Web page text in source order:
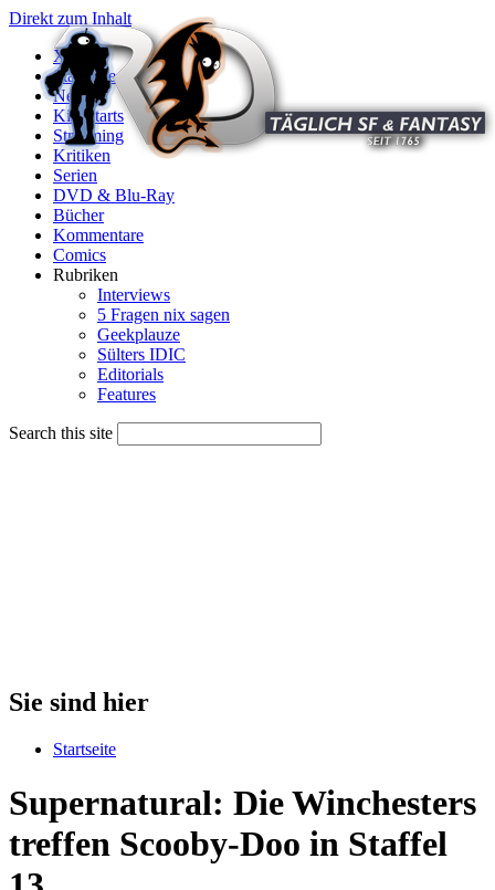
Direkt zum Inhalt
X
Startseite
News
Kinostarts
Streaming
Kritiken
Serien
DVD & Blu-Ray
Bücher
Kommentare
Comics
Rubriken
Interviews
5 Fragen nix sagen
Geekplauze
Sülters IDIC
Editorials
Features
Search this site
Sie sind hier
Startseite
Supernatural: Die Winchesters
treffen Scooby-Doo in Staffel